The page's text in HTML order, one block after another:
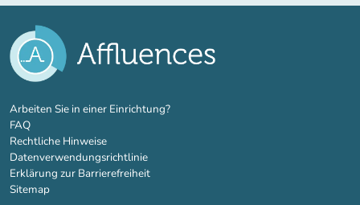
Arbeiten Sie in einer Einrichtung?(new tab)
FAQ
Rechtliche Hinweise
Datenverwendungsrichtlinie
Erklärung zur Barrierefreiheit
Sitemap